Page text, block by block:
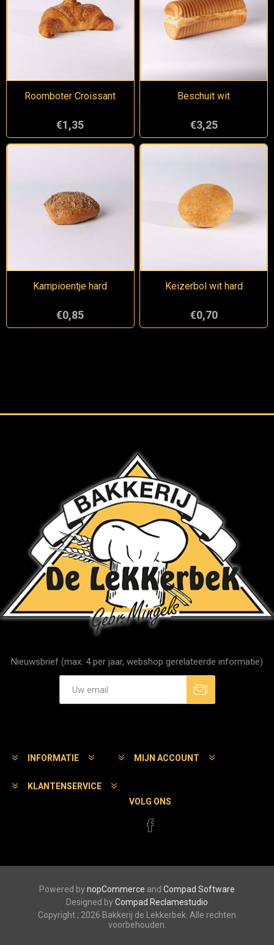
Roomboter Croissant
€1,35
Beschuit wit
€3,25
Kampioentje hard
€0,85
Keizerbol wit hard
€0,70
Nieuwsbrief (max. 4 per jaar, webshop gerelateerde informatie)
INFORMATIE MIJN ACCOUNT
KLANTENSERVICE
VOLG ONS
Powered bynopCommerce and Compad Software
Designed byCompad Reclamestudio
Copyright ; 2026 Bakkerij de Lekkerbek. Alle rechten
voorbehouden.